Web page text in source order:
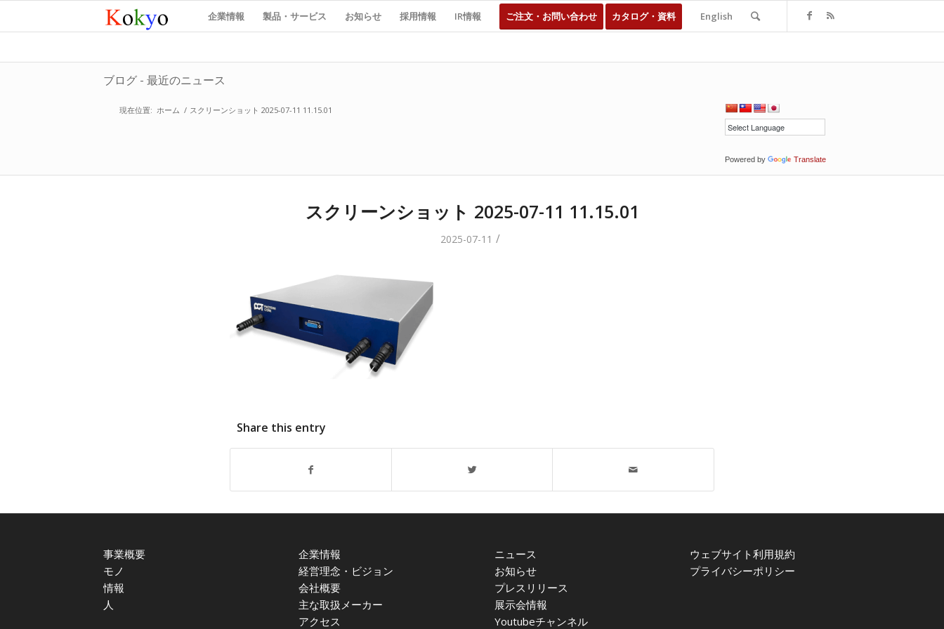
企業情報 製品・サービス お知らせ 採用情報 IR情報 ご注文・お問い合わせ カタログ・資料 English
ブログ - 最近のニュース
Powered by Translate
現在位置: ホーム / スクリーンショット 2025-07-11 11.15.01
スクリーンショット 2025-07-11 11.15.01
2025-07-11 /
Share this entry
事業概要
モノ
情報
人
企業情報
経営理念・ビジョン
会社概要
主な取扱メーカー
アクセス
ニュース
お知らせ
プレスリリース
展示会情報
Youtubeチャンネル
ウェブサイト利用規約
プライバシーポリシー